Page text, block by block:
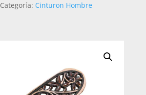
Categoría: Cinturon Hombre